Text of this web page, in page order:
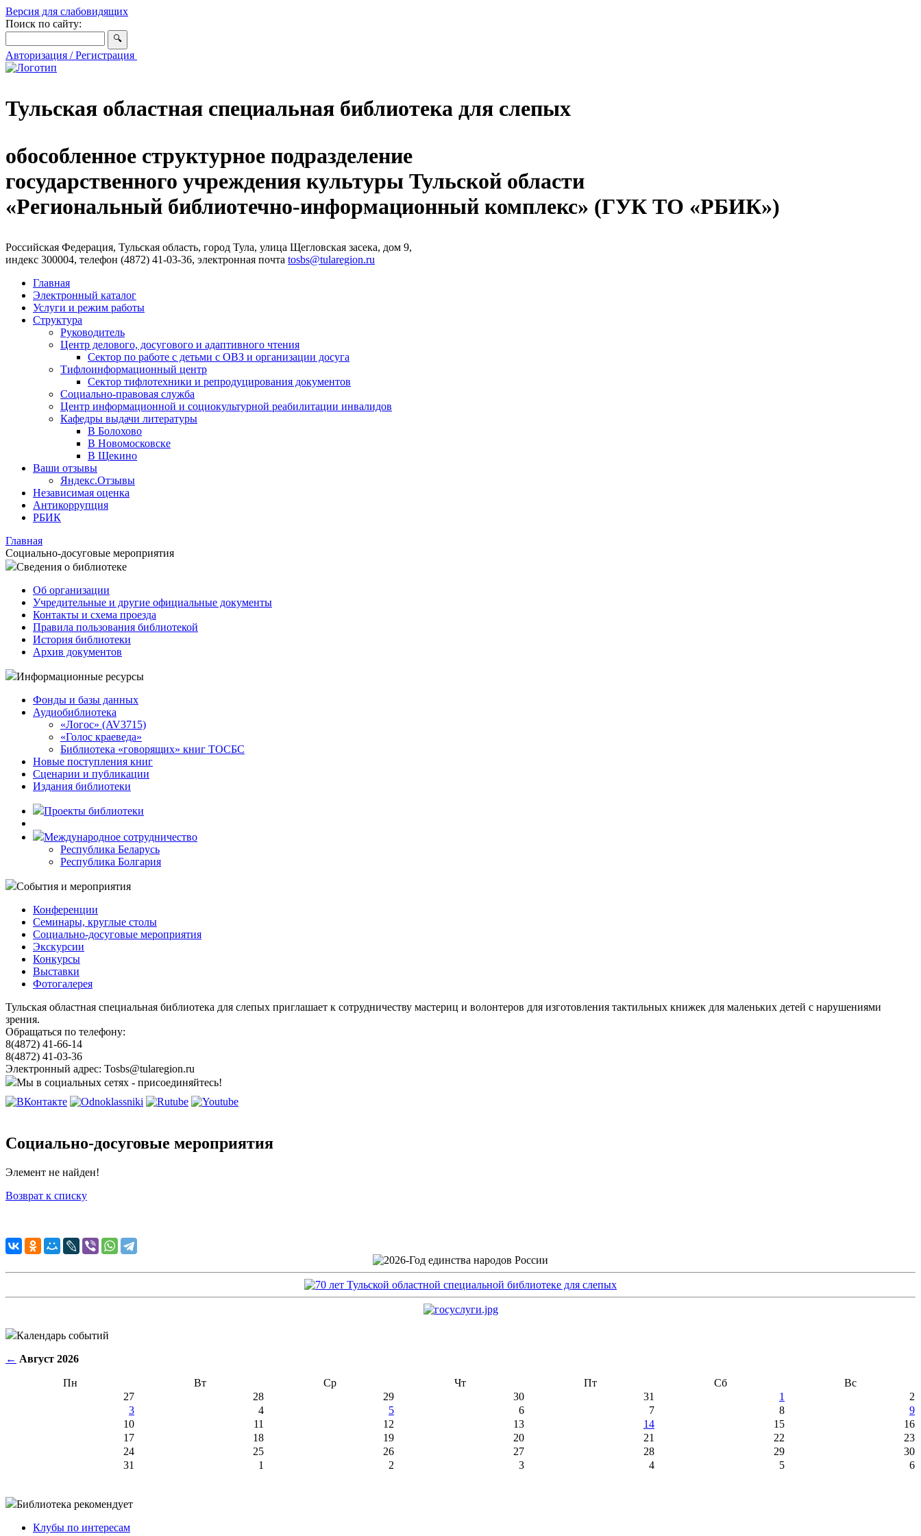
Версия для слабовидящих
Поиск по сайту:
Авторизация / Регистрация
Тульская областная специальная библиотека для слепых
обособленное структурное подразделение
государственного учреждения культуры Тульской области
«Региональный библиотечно-информационный комплекс» (ГУК ТО «РБИК»)
Российская Федерация, Тульская область, город Тула, улица Щегловская засека, дом 9,
индекс 300004, телефон (4872) 41-03-36, электронная почта tosbs@tularegion.ru
Главная
Электронный каталог
Услуги и режим работы
Структура
Руководитель
Центр делового, досугового и адаптивного чтения
Сектор по работе с детьми с ОВЗ и организации досуга
Тифлоинформационный центр
Сектор тифлотехники и репродуцирования документов
Социально-правовая служба
Центр информационной и социокультурной реабилитации инвалидов
Кафедры выдачи литературы
В Болохово
В Новомосковске
В Щекино
Ваши отзывы
Яндекс.Отзывы
Независимая оценка
Антикоррупция
РБИК
Главная
Социально-досуговые мероприятия
Сведения о библиотеке
Об организации
Учредительные и другие официальные документы
Контакты и схема проезда
Правила пользования библиотекой
История библиотеки
Архив документов
Информационные ресурсы
Фонды и базы данных
Аудиобиблиотека
«Логос» (AV3715)
«Голос краеведа»
Библиотека «говорящих» книг ТОСБС
Новые поступления книг
Сценарии и публикации
Издания библиотеки
Проекты библиотеки
Международное сотрудничество
Республика Беларусь
Республика Болгария
События и мероприятия
Конференции
Семинары, круглые столы
Социально-досуговые мероприятия
Экскурсии
Конкурсы
Выставки
Фотогалерея
Тульская областная специальная библиотека для слепых приглашает к сотрудничеству мастериц и волонтеров для изготовления тактильных книжек для маленьких детей с нарушениями
зрения.
Обращаться по телефону:
8(4872) 41-66-14
8(4872) 41-03-36
Электронный адрес: Tosbs@tularegion.ru
Мы в социальных сетях - присоединяйтесь!
Социально-досуговые мероприятия
Элемент не найден!
Возврат к списку
Календарь событий
← Август 2026
Пн Вт Ср Чт Пт Сб
Вс
27
28 29 30 31 1
2
3
4 5 6 7 8
9
10
11 12 13 14 15
16
17
18 19 20 21 22
23
24
25 26 27 28 29
30
31
1 2 3 4 5 6
Библиотека рекомендует
Клубы по интересам